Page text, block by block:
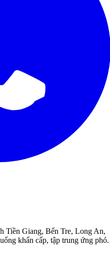
Tiền Giang, Bến Tre, Long An,
khẩn cấp, tập trung ứng phó.